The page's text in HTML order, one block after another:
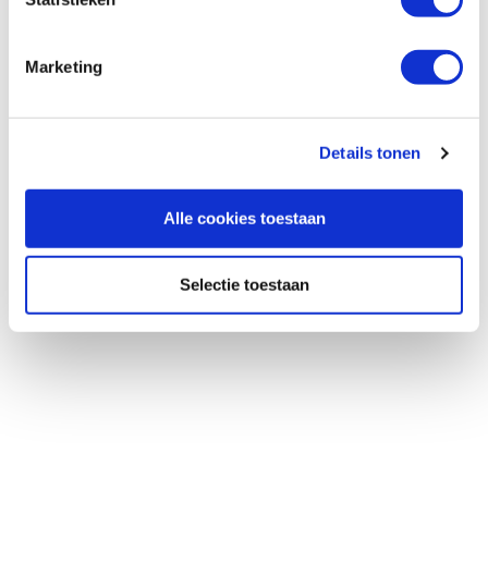
Marketing
Details tonen
Alle cookies toestaan
Selectie toestaan
Vorige Volgende